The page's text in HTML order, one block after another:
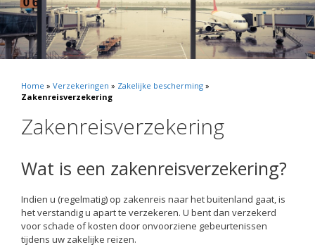
Home » Verzekeringen » Zakelijke bescherming »
Zakenreisverzekering
Zakenreisverzekering
Wat is een zakenreisverzekering?
Indien u (regelmatig) op zakenreis naar het buitenland gaat, is
het verstandig u apart te verzekeren. U bent dan verzekerd
voor schade of kosten door onvoorziene gebeurtenissen
tijdens uw zakelijke reizen.